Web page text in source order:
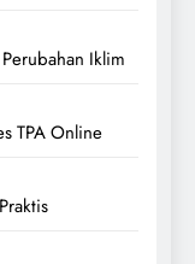
Iklim
TPA Online